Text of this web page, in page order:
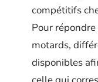
compétitifs
Pour
motards,
disponibles